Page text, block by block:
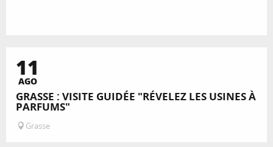
11
AGO
GRASSE : VISITE GUIDÉE "RÉVELEZ LES USINES À
PARFUMS"
Grasse